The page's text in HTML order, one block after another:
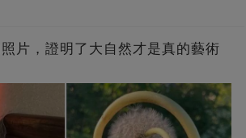
片，證明了大自然才是真的藝術